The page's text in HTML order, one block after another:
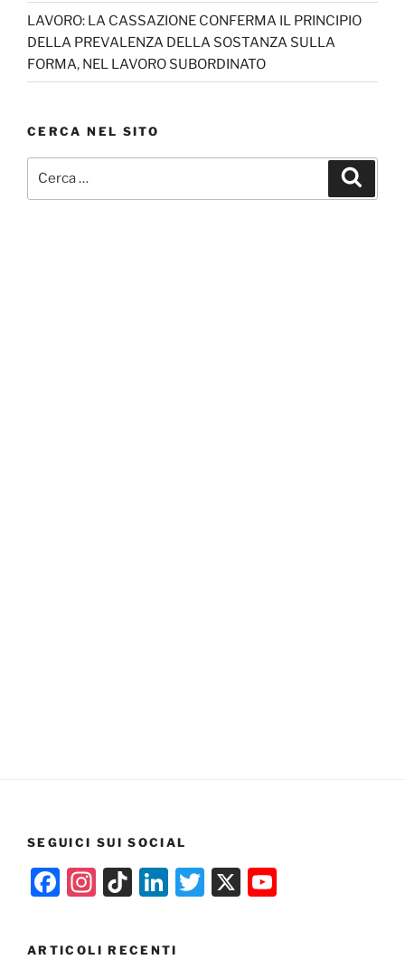
LAVORO: LA CASSAZIONE CONFERMA IL PRINCIPIO
DELLA PREVALENZA DELLA SOSTANZA SULLA
FORMA, NEL LAVORO SUBORDINATO
CERCA NEL SITO
SEGUICI SUI SOCIAL
F
c
In
a
Ti
T
Li
k
T
X
ARTICOLI RECENTI